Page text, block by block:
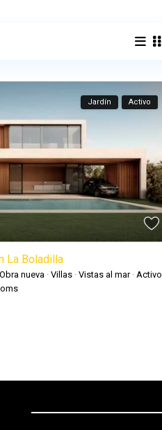
Jardín Activo
La Boladilla
Obra nueva · Villas · Vistas al mar· Activo